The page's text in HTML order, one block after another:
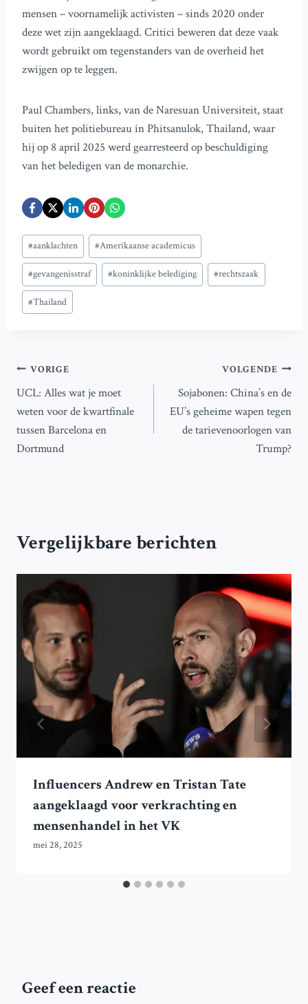
mensen – voornamelijk activisten – sinds 2020 onder
deze wet zijn aangeklaagd. Critici beweren dat deze vaak
wordt gebruikt om tegenstanders van de overheid het
zwijgen op te leggen.
Paul Chambers, links, van de Naresuan Universiteit, staat
buiten het politiebureau in Phitsanulok, Thailand, waar
hij op 8 april 2025 werd gearresteerd op beschuldiging
van het beledigen van de monarchie.
Bericht
tags:
#aanklachten #Amerikaanse academicus
#gevangenisstraf #koninklijke belediging #rechtszaak
#Thailand
Bericht
navigatie
VORIGE
UCL: Alles wat je moet
weten voor de kwartfinale
tussen Barcelona en
Dortmund
VOLGENDE
Sojabonen: China’s en de
EU’s geheime wapen tegen
de tarievenoorlogen van
Trump?
Vergelijkbare berichten
Influencers Andrew en Tristan Tate
aangeklaagd voor verkrachting en
mensenhandel in het VK
mei 28, 2025
Geef een reactie